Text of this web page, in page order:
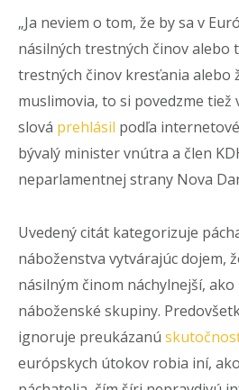
„Ja neviem o tom, že by sa v
násilných trestných činov alebo
trestných činov kresťania alebo
muslimovia, to si povedzme tiež
slová prehlásil podľa
bývalý minister vnútra a člen
neparlamentnej strany Nova
Uvedený citát kategorizuje
náboženstva vytvárajúc dojem,
násilným činom náchylnejší, ako
náboženské skupiny.
ignoruje preukázanú
európskych útokov robia iní,